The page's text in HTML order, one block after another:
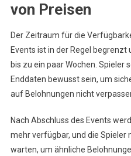
von Preisen
Der Zeitraum für die
Events ist in der Regel
bis zu ein paar Wochen. Spieler
Enddaten bewusst sein, um
auf Belohnungen nicht
Nach Abschluss des Events
mehr verfügbar, und die
warten, um ähnliche